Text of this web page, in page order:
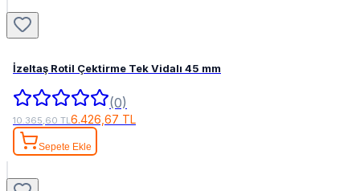
İzeltaş Rotil Çektirme Tek Vidalı 45 mm
(0)
10.365,60 TL6.426,67 TL
Sepete Ekle